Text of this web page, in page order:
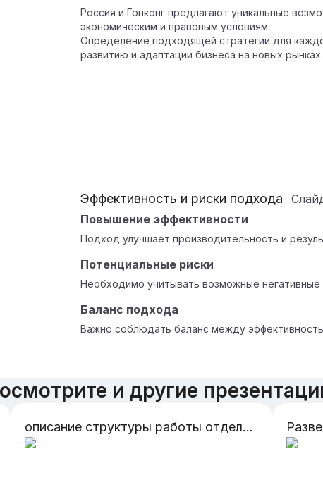
Россия и Гонконг предлагают уникальные
экономическим и правовым условиям.
Определение подходящей стратегии для
развитию и адаптации бизнеса на новых рынках.
Эффективность и риски подхода
Повышение эффективности
Подход улучшает производительность и
Потенциальные риски
Необходимо учитывать возможные негативные
Баланc подхода
Важно соблюдать баланс между
и другие
описание структуры работы отдела продаж в компании по разработке и внедрению систем видеоаналитики, принципы взаимодействия с партнерами